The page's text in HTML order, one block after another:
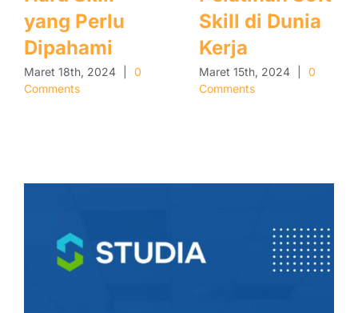
yang Perlu
Dipahami
Maret 18th, 2024
0
Comments
Skill di Dunia
Kerja
Maret 15th, 2024
0
Comments